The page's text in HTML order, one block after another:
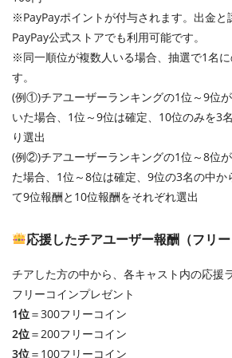
※PayPayポイントが付与されます。出金と
PayPay公式ストアでも利用可能です。
※同一順位が複数人いる場合、抽選で1名
す。
(例①)チアユーザーランキングの1位～9位
いた場合、1位～9位は確定、10位のみを3
り選出
(例②)チアユーザーランキングの1位～8位
た場合、1位～8位は確定、9位の3名の中か
て9位報酬と10位報酬をそれぞれ選出
応援したチアユーザー報酬（フリー
チアした方の中から、各キャスト内の応援
フリーコインプレゼント
1位＝300フリーコイン
2位＝200フリーコイン
3位＝100フリーコイン